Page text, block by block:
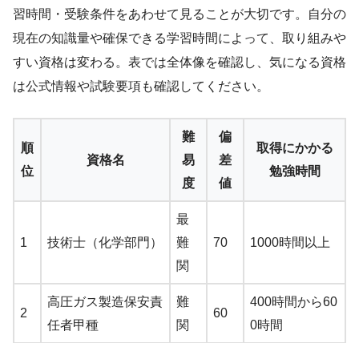
習時間・受験条件をあわせて見ることが大切です。自分の
現在の知識量や確保できる学習時間によって、取り組みや
すい資格は変わる。表では全体像を確認し、気になる資格
は公式情報や試験要項も確認してください。
順
位
資格名
難
易
度
偏
差
値
取得にかかる
勉強時間
1 技術士（化学部門）
最
難
関
70 1000時間以上
2
高圧ガス製造保安責
任者甲種
難
関
60
400時間から60
0時間